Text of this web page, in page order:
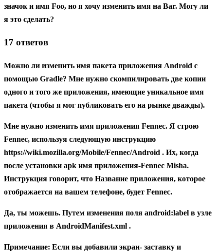
значок и имя Foo, но я хочу изменить имя на Bar. Могу ли
я это сделать?
17 ответов
Можно ли изменить имя пакета приложения Android с
помощью Gradle? Мне нужно скомпилировать две копии
одного и того же приложения, имеющие уникальное имя
пакета (чтобы я мог публиковать его на рынке дважды).
Мне нужно изменить имя приложения Fennec. Я строю
Fennec, используя следующую инструкцию
https://wiki.mozilla.org/Mobile/Fennec/Android . Их, когда
после установки apk имя приложения-Fennec Misha.
Инструкция говорит, что Название приложения, которое
отображается на вашем телефоне, будет Fennec.
Да, ты можешь. Путем изменения поля android:label в узле
приложения в AndroidManifest.xml .
Примечание: Если вы добавили экран- заставку и